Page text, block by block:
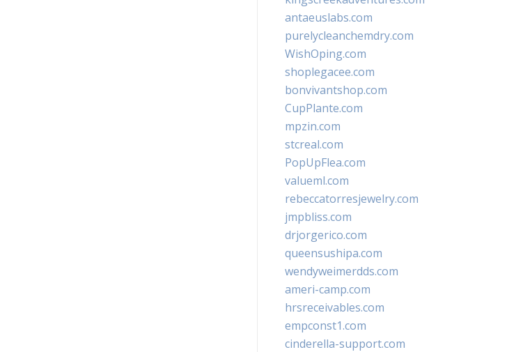
antaeuslabs.com
purelycleanchemdry.com
WishOping.com
shoplegacee.com
bonvivantshop.com
CupPlante.com
mpzin.com
stcreal.com
PopUpFlea.com
valueml.com
rebeccatorresjewelry.com
jmpbliss.com
drjorgerico.com
queensushipa.com
wendyweimerdds.com
ameri-camp.com
hrsreceivables.com
empconst1.com
cinderella-support.com